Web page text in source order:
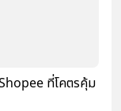
ที่โคตรคุ้ม